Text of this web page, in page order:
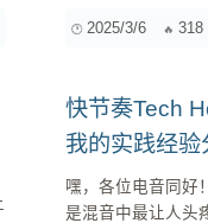
2025/3/6 318
快节奏Tech
我的实践经验
嘿，各位电音同好
是混音中最让人头